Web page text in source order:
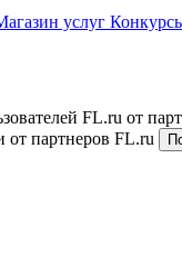
услуг
FL.ru от
партнеров FL.ru